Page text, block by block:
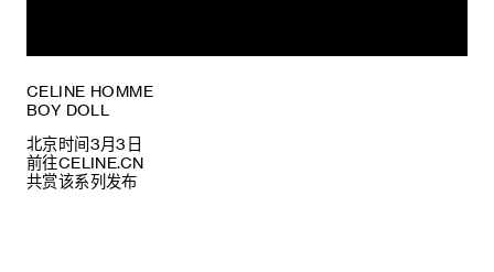
CELINE HOMME
BOY DOLL
北京时间3月3日
前往CELINE.CN
共赏该系列发布